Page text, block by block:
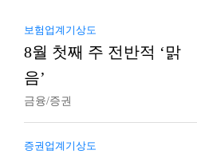
보험업계기상도
8월 첫째 주 전반적 ‘맑
음’
금융/증권
증권업계기상도